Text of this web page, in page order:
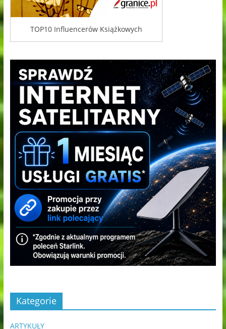
TOP10 Influencerów Książkowych
Kategorie
ARTYKUŁY